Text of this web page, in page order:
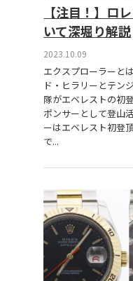
【注目！】ロ
いて深堀り解説
2023.10.09
エクスプローラーと
ド・ヒラリーとテン
隊がエベレストの初
ポンサーとして登山
ーはエベレスト初登
で...